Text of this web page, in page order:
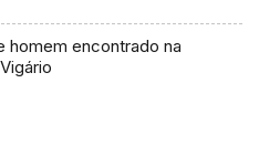
encontrado na